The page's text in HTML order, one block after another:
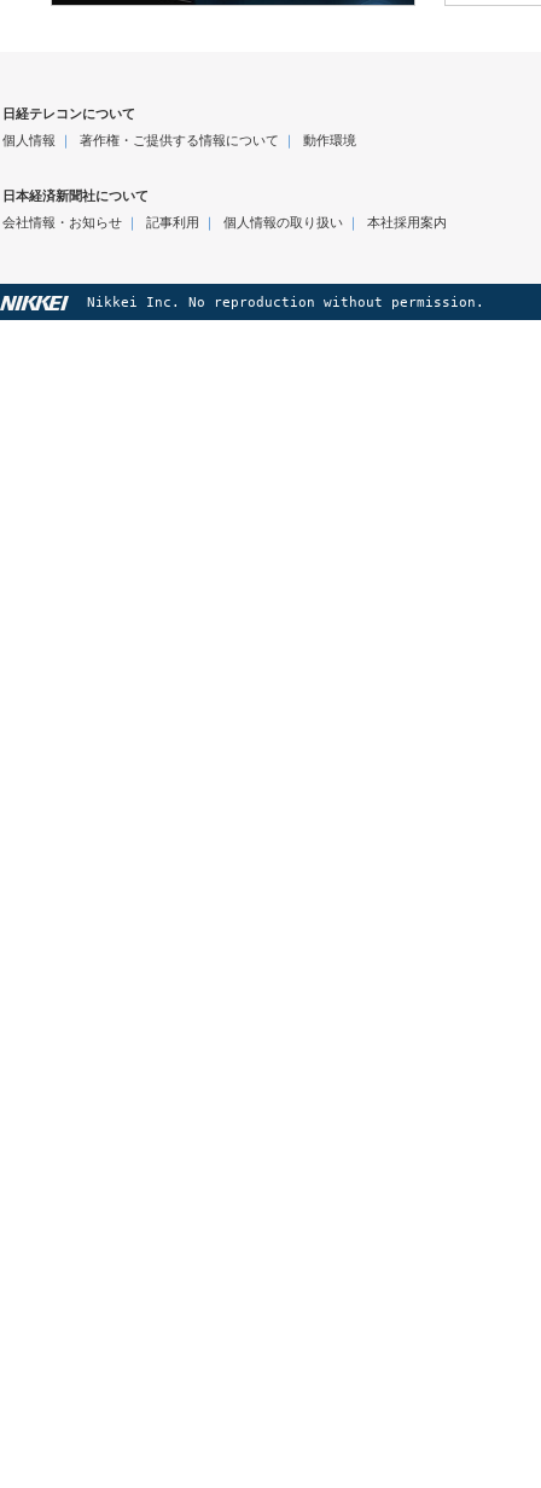
日経テレコンについて
個人情報 ｜ 著作権・ご提供する情報について ｜ 動作環境
日本経済新聞社について
会社情報・お知らせ｜ 記事利用 ｜ 個人情報の取り扱い｜ 本社採用案内
Nikkei Inc. No reproduction without permission.